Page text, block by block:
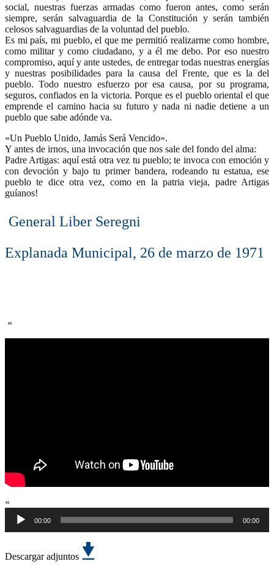
social, nuestras fuerzas armadas como fueron antes, como serán
siempre, serán salvaguardia de la Constitución y serán también
celosos salvaguardias de la voluntad del pueblo.
Es mi país, mi pueblo, el que me permitió realizarme como hombre,
como militar y como ciudadano, y a él me debo. Por eso nuestro
compromiso, aquí y ante ustedes, de entregar todas nuestras energías
y nuestras posibilidades para la causa del Frente, que es la del
pueblo. Todo nuestro esfuerzo por esa causa, por su programa,
seguros, confiados en la victoria. Porque es el pueblo oriental el que
emprende el camino hacia su futuro y nada ni nadie detiene a un
pueblo que sabe adónde va.
«Un Pueblo Unido, Jamás Será Vencido».
Y antes de irnos, una invocación que nos sale del fondo del alma:
Padre Artigas: aquí está otra vez tu pueblo; te invoca con emoción y
con devoción y bajo tu primer bandera, rodeando tu estatua, ese
pueblo te dice otra vez, como en la patria vieja, padre Artigas
guíanos!
General Liber Seregni
Explanada Municipal, 26 de marzo de 1971
«
«
de
audio
00:00 00:00
Descargar adjuntos